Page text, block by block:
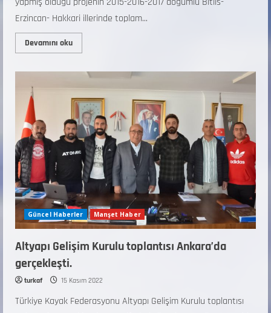
Erzincan- Hakkari illerinde toplam...
Devamını oku
Güncel Haberler Manşet Haber
Altyapı Gelişim Kurulu toplantısı Ankara’da
gerçekleşti.
turkaf 15 Kasım 2022
Türkiye Kayak Federasyonu Altyapı Gelişim Kurulu toplantısı